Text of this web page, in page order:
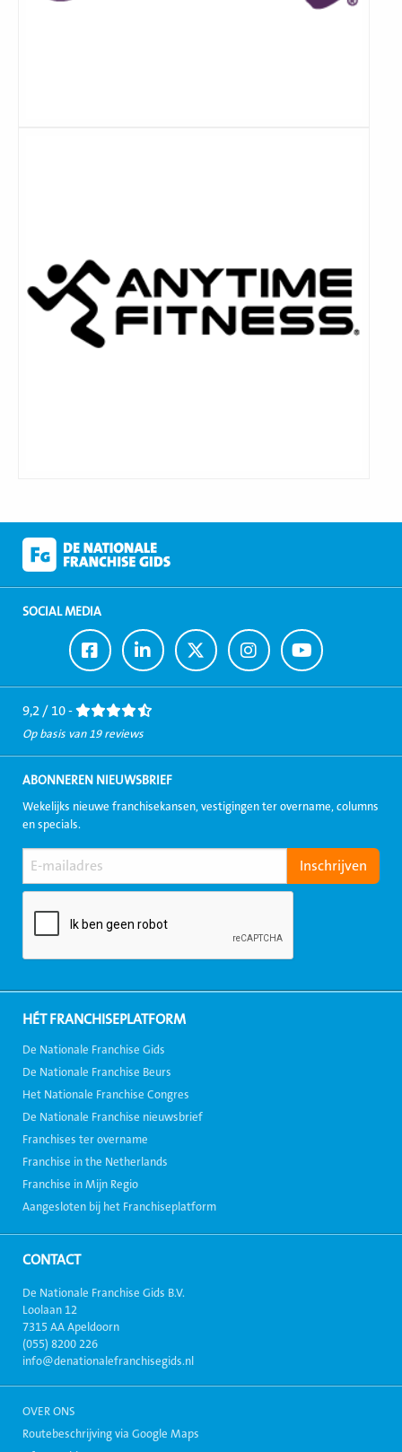
SOCIAL MEDIA
Ga
naar
Facebook
Ga
naar
LinkedIn
Ga
naar
Twitter
Ga
naar
Instagram
Ga
naar
Youtube
9,2 / 10 -
Op basis van 19 reviews
ABONNEREN NIEUWSBRIEF
Wekelijks nieuwe franchisekansen, vestigingen ter overname, columns
en specials.
HÉT FRANCHISEPLATFORM
De Nationale Franchise Gids
De Nationale Franchise Beurs
Het Nationale Franchise Congres
De Nationale Franchise nieuwsbrief
Franchises ter overname
Franchise in the Netherlands
Franchise in Mijn Regio
Aangesloten bij het Franchiseplatform
CONTACT
De Nationale Franchise Gids B.V.
Loolaan 12
7315 AA Apeldoorn
(055) 8200 226
info@denationalefranchisegids.nl
OVER ONS
Routebeschrijving via Google Maps